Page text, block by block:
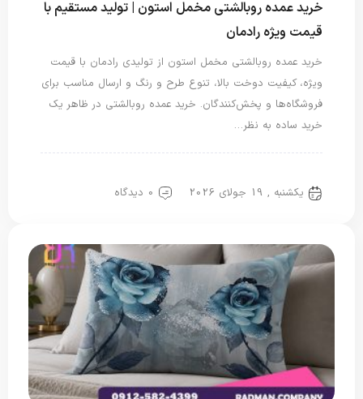
خرید عمده روبالشتی مخمل استون | تولید مستقیم با
قیمت ویژه رادمان
خرید عمده روبالشتی مخمل استون از تولیدی رادمان با قیمت
ویژه، کیفیت دوخت بالا، تنوع طرح و رنگ و ارسال مناسب برای
فروشگاه‌ها و پخش‌کنندگان. خرید عمده روبالشتی در ظاهر یک
خرید ساده به نظر…
یکشنبه , 19 جولای 2026 0 دیدگاه